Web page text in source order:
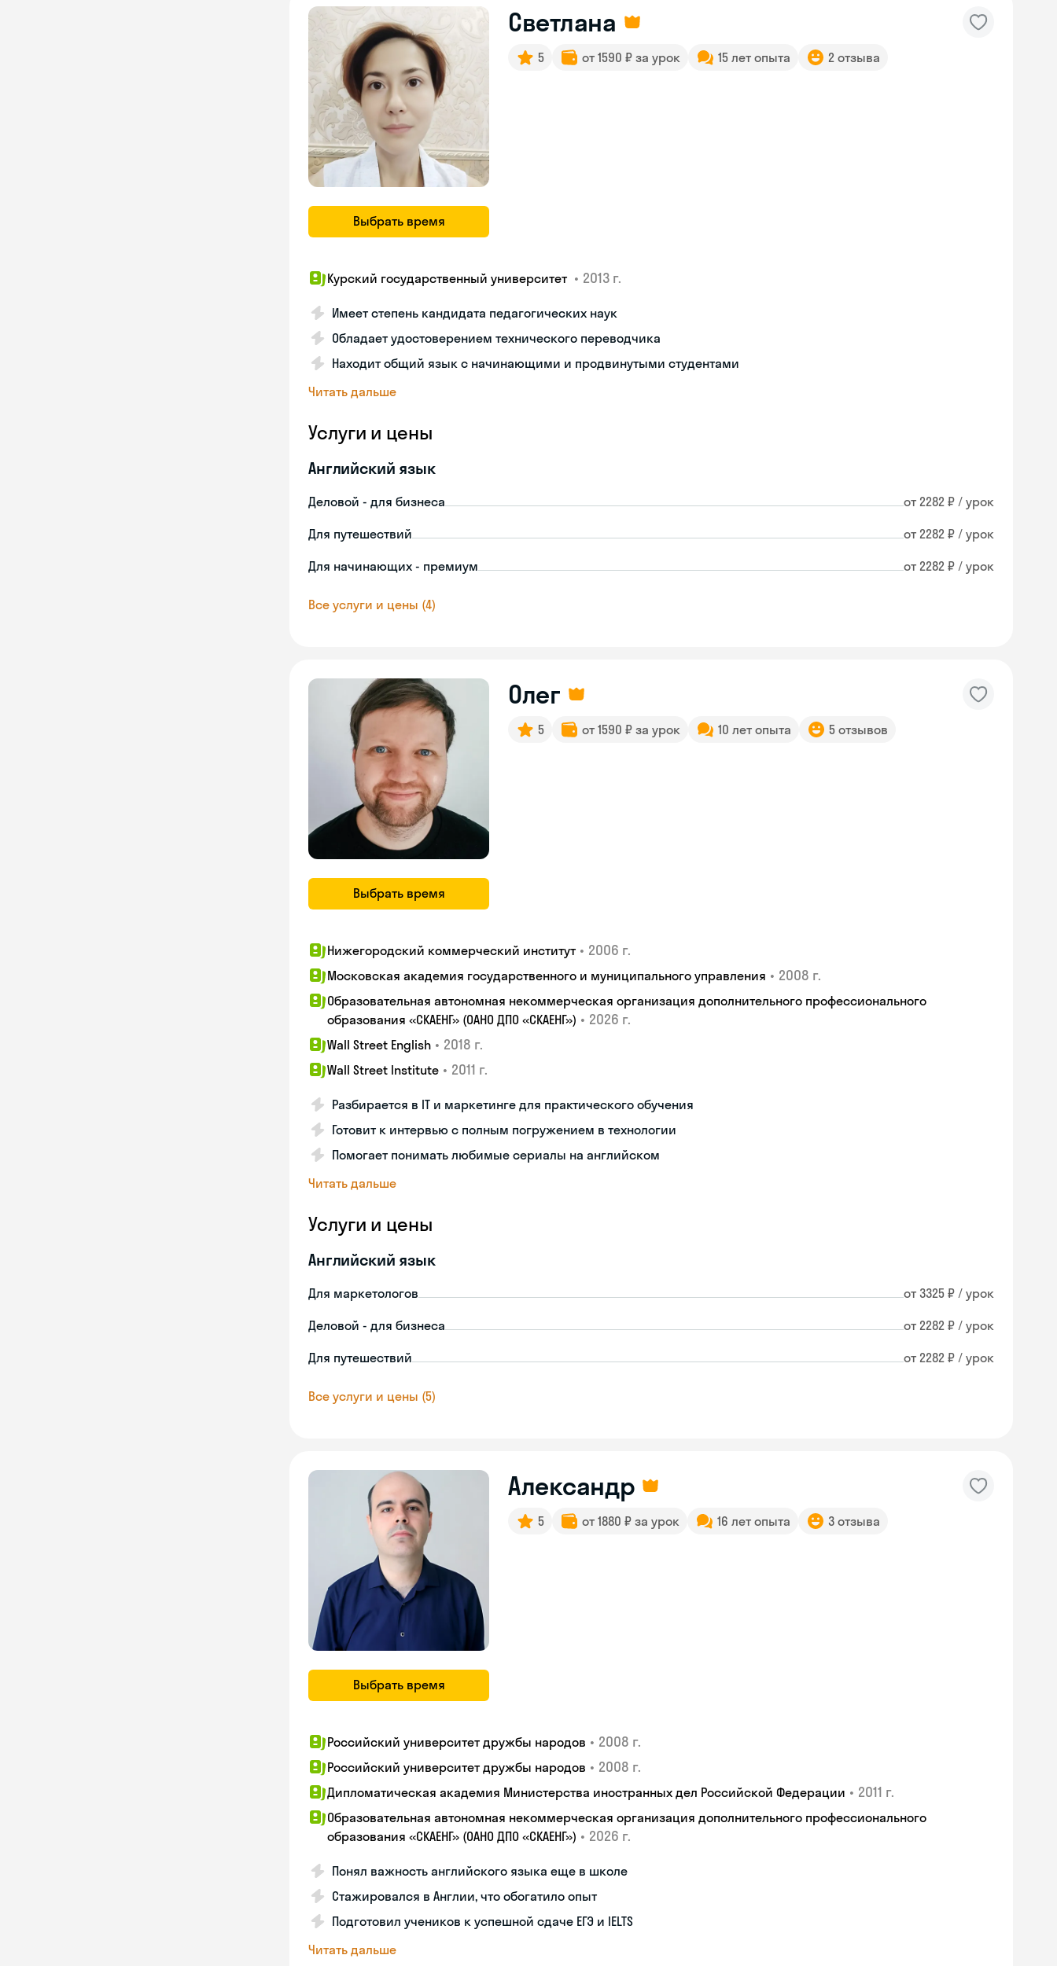
Выбрать время
Светлана
5 от 1590 ₽ за урок 15 лет опыта 2 отзыва
Курский государственный университет • 2013 г.
Имеет степень кандидата педагогических наук
Обладает удостоверением технического переводчика
Находит общий язык с начинающими и продвинутыми студентами
Читать дальше
Услуги и цены
Английский язык
Деловой - для бизнеса от 2282 ₽ / урок
Для путешествий от 2282 ₽ / урок
Для начинающих - премиум от 2282 ₽ / урок
Все услуги и цены (4)
Выбрать время
Олег
5 от 1590 ₽ за урок 10 лет опыта 5 отзывов
Нижегородский коммерческий институт • 2006 г.
Московская академия государственного и муниципального управления • 2008 г.
Образовательная автономная некоммерческая организация дополнительного профессионального
образования «СКАЕНГ» (ОАНО ДПО «СКАЕНГ») • 2026 г.
Wall Street English • 2018 г.
Wall Street Institute • 2011 г.
Разбирается в IT и маркетинге для практического обучения
Готовит к интервью с полным погружением в технологии
Помогает понимать любимые сериалы на английском
Читать дальше
Услуги и цены
Английский язык
Для маркетологов от 3325 ₽ / урок
Деловой - для бизнеса от 2282 ₽ / урок
Для путешествий от 2282 ₽ / урок
Все услуги и цены (5)
Выбрать время
Александр
5 от 1880 ₽ за урок 16 лет опыта 3 отзыва
Российский университет дружбы народов • 2008 г.
Российский университет дружбы народов • 2008 г.
Дипломатическая академия Министерства иностранных дел Российской Федерации • 2011 г.
Образовательная автономная некоммерческая организация дополнительного профессионального
образования «СКАЕНГ» (ОАНО ДПО «СКАЕНГ») • 2026 г.
Понял важность английского языка еще в школе
Стажировался в Англии, что обогатило опыт
Подготовил учеников к успешной сдаче ЕГЭ и IELTS
Читать дальше